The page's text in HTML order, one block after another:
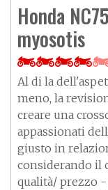
Honda
myosotis
Al di la
meno, la
creare una
appassionati
giusto in
considerando il
qualità/ prezzo